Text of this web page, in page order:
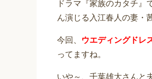
ドラマ『家族のカタチ』
ん演じる入江春人の妻・
今回、 ウエディングドレ
ってますね。
いや～、千葉雄大さんと